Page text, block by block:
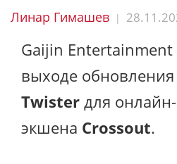
Линар Гимашев |
Gaijin Entertainment
выходе обновления
Twister для онлайн-
экшена Crossout.